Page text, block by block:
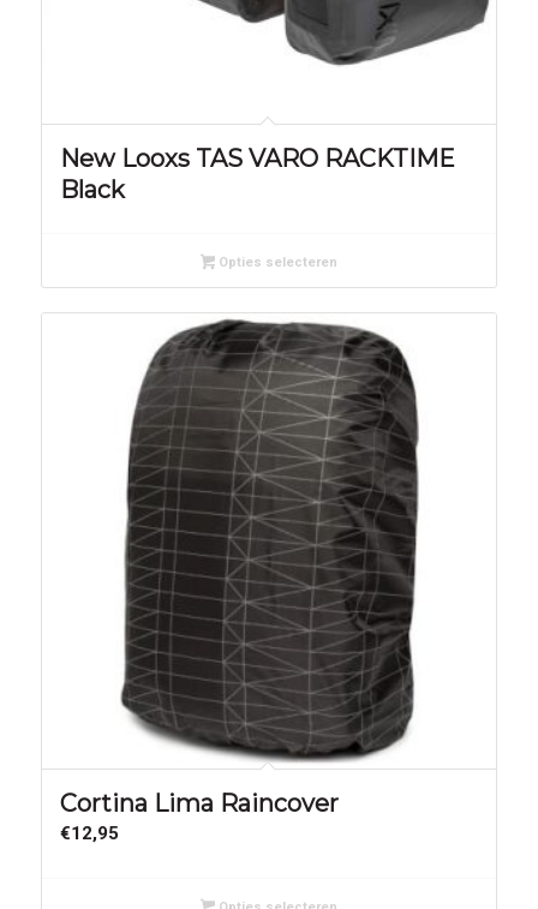
New Looxs TAS VARO RACKTIME
Black
Opties selecteren
Cortina Lima Raincover
€12,95